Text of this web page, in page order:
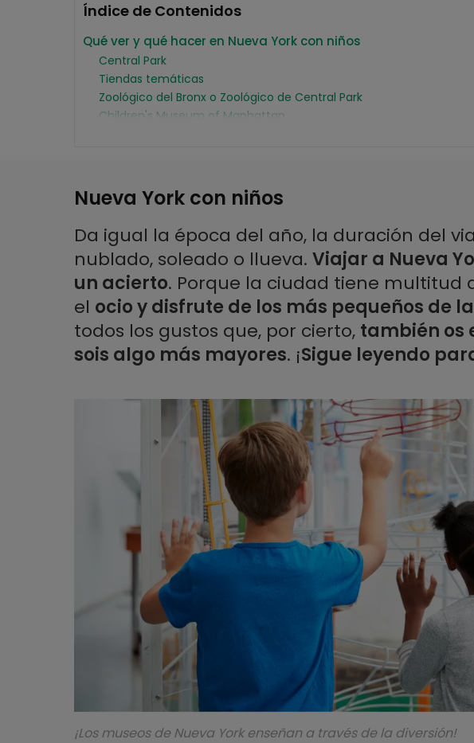
Índice de Contenidos
Qué ver y qué hacer en Nueva York con niños
Central Park
Tiendas temáticas
Zoológico del Bronx o Zoológico de Central Park
Children's Museum of Manhattan
Coney Island y Luna Park
Teleférico de Roosevelt Island
Field Station: Dinosaurus
Nueva York con niños
Da igual la época del año, la duración del
nublado, soleado o llueva. Viajar a Nueva
un acierto. Porque la ciudad tiene multitud
el ocio y disfrute de los más pequeños de
todos los gustos que, por cierto, también os
sois algo más mayores. ¡Sigue leyendo
¡Los museos de Nueva York enseñan a través de la diversión!